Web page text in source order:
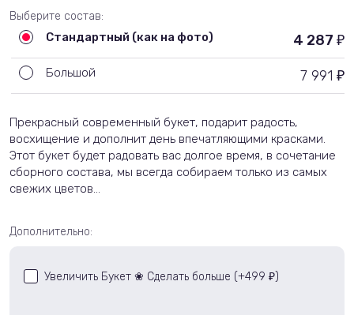
Выберите состав:
Стандартный (как на фото) 4 287 ₽
Большой 7 991 ₽
Прекрасный современный букет, подарит радость,
восхищение и дополнит день впечатляющими красками.
Этот букет будет радовать вас долгое время, в сочетание
сборного состава, мы всегда собираем только из самых
свежих цветов...
Дополнительно:
Увеличить Букет ❀ Сделать больше (+499 ₽ )